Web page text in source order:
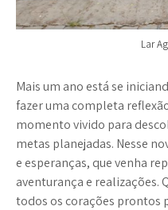
Lar
Mais um ano está se
fazer uma completa
momento vivido para
metas planejadas. Nesse
e esperanças, que venha
aventurança e realizações.
todos os corações prontos